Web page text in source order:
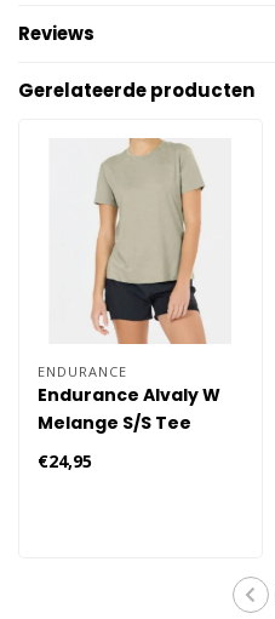
Reviews
Gerelateerde producten
ENDURANCE
Endurance Alvaly W
Melange S/S Tee
Hardloopkleding
Dames 3110 - Groen
€24,95